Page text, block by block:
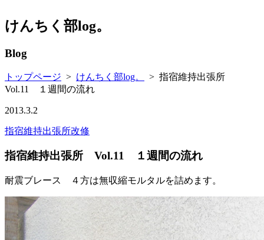
けんちく部log。
Blog
トップページ > けんちく部log。 > 指宿維持出張所
Vol.11 １週間の流れ
2013.3.2
指宿維持出張所改修
指宿維持出張所 Vol.11 １週間の流れ
耐震ブレース ４方は無収縮モルタルを詰めます。